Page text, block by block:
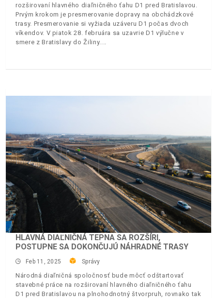
rozširovaní hlavného diaľničného ťahu D1 pred Bratislavou.
Prvým krokom je presmerovanie dopravy na obchádzkové
trasy. Presmerovanie si vyžiada uzáveru D1 počas dvoch
víkendov. V piatok 28. februára sa uzavrie D1 výlučne v
smere z Bratislavy do Žiliny.
HLAVNÁ DIAĽNIČNÁ TEPNA SA ROZŠÍRI,
POSTUPNE SA DOKONČUJÚ NÁHRADNÉ TRASY
Feb 11, 2025 Správy
Národná diaľničná spoločnosť bude môcť odštartovať
stavebné práce na rozširovaní hlavného diaľničného ťahu
D1 pred Bratislavou na plnohodnotný štvorpruh, rovnako tak